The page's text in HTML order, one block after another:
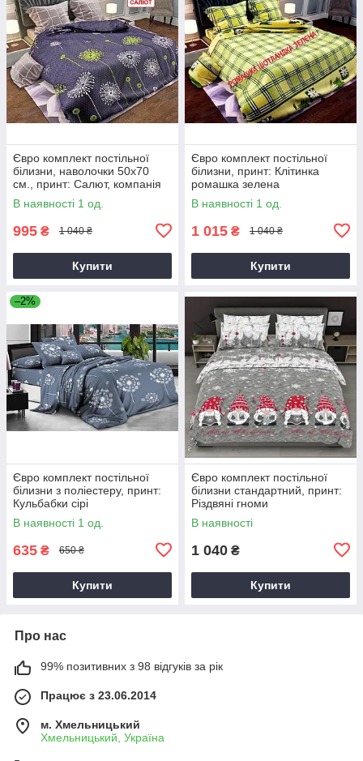
Євро комплект постільної
білизни, наволочки 50х70
см., принт: Салют, компанія
В наявності 1 од.
995 ₴ 1 040 ₴
Купити
Євро комплект постільної
білизни, принт: Клітинка
ромашка зелена
В наявності 1 од.
1 015 ₴ 1 040 ₴
Купити
–2%
Євро комплект постільної
білизни з поліестеру, принт:
Кульбабки сірі
В наявності 1 од.
635 ₴ 650 ₴
Купити
Євро комплект постільної
білизни стандартний, принт:
Різдвяні гноми
В наявності
1 040 ₴
Купити
Про нас
99% позитивних з 98 відгуків за рік
Працює з 23.06.2014
м. Хмельницький
Хмельницький, Україна